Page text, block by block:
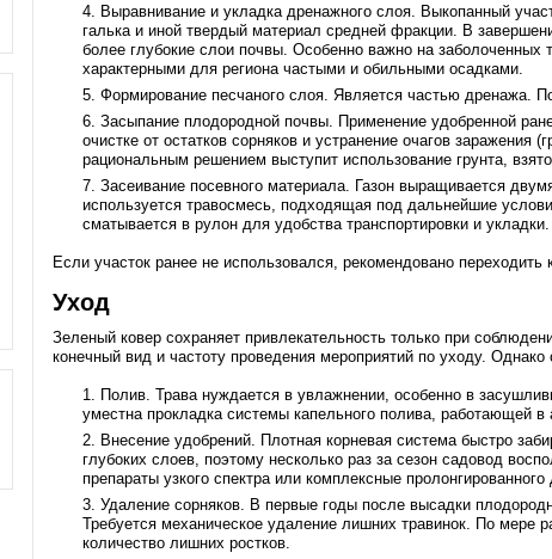
Выравнивание и укладка дренажного слоя. Выкопанный
галька и иной твердый материал средней фракции. В
более глубокие слои почвы. Особенно важно на заболоченных
характерными для региона частыми и обильными осадками.
Формирование песчаного слоя. Является частью дренажа.
Засыпание плодородной почвы. Применение удобренной
очистке от остатков сорняков и устранение очагов заражения
рациональным решением выступит использование грунта,
Засеивание посевного материала. Газон выращивается
используется травосмесь, подходящая под дальнейшие
сматывается в рулон для удобства транспортировки и укладки.
Если участок ранее не использовался, рекомендовано
Уход
Зеленый ковер сохраняет привлекательность только при
конечный вид и частоту проведения мероприятий по уходу.
Полив. Трава нуждается в увлажнении, особенно в
уместна прокладка системы капельного полива, работающей
Внесение удобрений. Плотная корневая система быстро
глубоких слоев, поэтому несколько раз за сезон садовод
препараты узкого спектра или комплексные пролонгированного
Удаление сорняков. В первые годы после высадки
Требуется механическое удаление лишних травинок. По мере
количество лишних ростков.